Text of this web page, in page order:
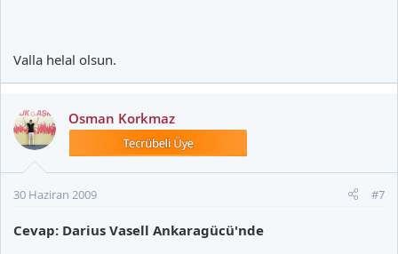
Valla helal olsun.
Osman Korkmaz
30 Haziran 2009 #7
Cevap: Darius Vasell Ankaragücü'nde